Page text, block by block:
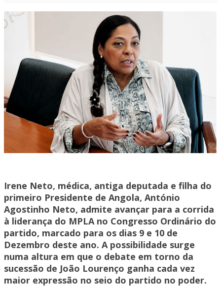
Irene Neto, médica, antiga deputada e filha do
primeiro Presidente de Angola, António
Agostinho Neto, admite avançar para a corrida
à liderança do MPLA no Congresso Ordinário do
partido, marcado para os dias 9 e 10 de
Dezembro deste ano. A possibilidade surge
numa altura em que o debate em torno da
sucessão de João Lourenço ganha cada vez
maior expressão no seio do partido no poder.